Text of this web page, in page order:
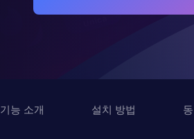
기능 소개 설치 방법